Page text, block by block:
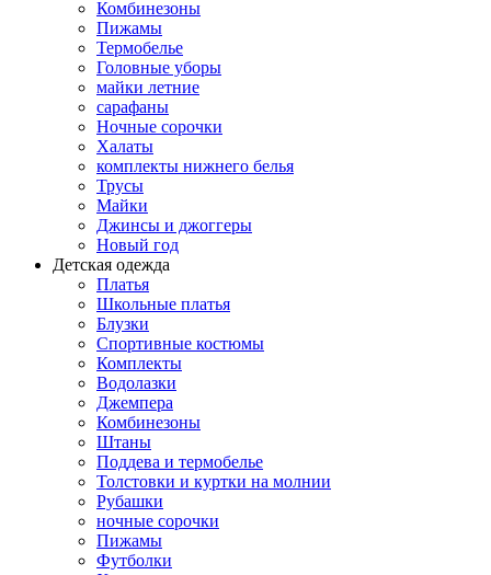
Комбинезоны
Пижамы
Термобелье
Головные уборы
майки летние
сарафаны
Ночные сорочки
Халаты
комплекты нижнего белья
Трусы
Майки
Джинсы и джоггеры
Новый год
Детская одежда
Платья
Школьные платья
Блузки
Спортивные костюмы
Комплекты
Водолазки
Джемпера
Комбинезоны
Штаны
Поддева и термобелье
Толстовки и куртки на молнии
Рубашки
ночные сорочки
Пижамы
Футболки